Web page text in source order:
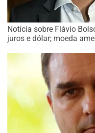
Notícia sobre Flávio
juros e dólar; moeda